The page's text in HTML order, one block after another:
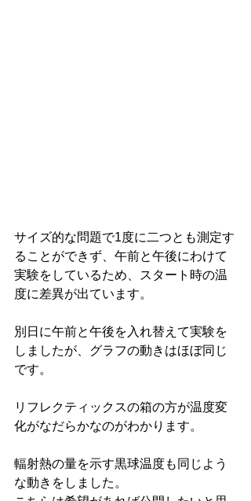
サイズ的な問題で1度に二つとも測定す
ることができず、午前と午後にわけて
実験をしているため、スタート時の温
度に差異が出ています。
別日に午前と午後を入れ替えて実験を
しましたが、グラフの動きはほぼ同じ
です。
リフレクティックスの箱の方が温度変
化がなだらかなのがわかります。
輻射熱の量を示す黒球温度も同じよう
な動きをしました。